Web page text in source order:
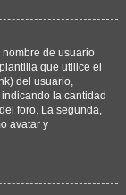
de usuario
que utilice el
del usuario,
la cantidad
foro. La segunda,
avatar y